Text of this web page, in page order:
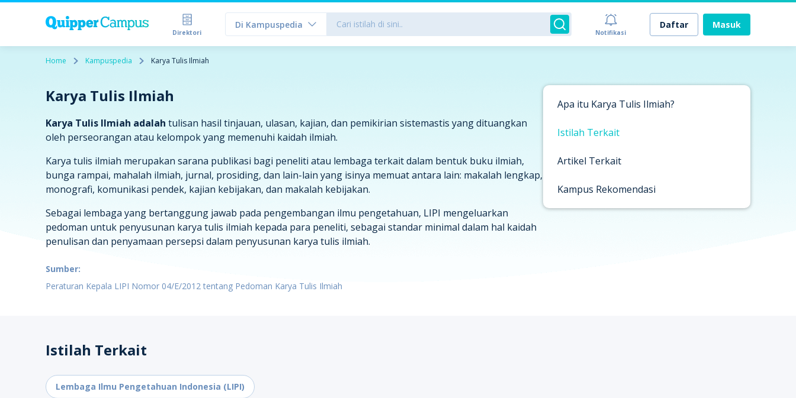
Direktori
Di Kampuspedia
Notifikasi
Daftar Masuk
Home Kampuspedia Karya Tulis Ilmiah
Karya Tulis Ilmiah
Karya Tulis Ilmiah adalah tulisan hasil tinjauan, ulasan, kajian, dan pemikirian sistemastis yang dituangkan
oleh perseorangan atau kelompok yang memenuhi kaidah ilmiah.
Karya tulis ilmiah merupakan sarana publikasi bagi peneliti atau lembaga terkait dalam bentuk buku ilmiah,
bunga rampai, mahalah ilmiah, jurnal, prosiding, dan lain-lain yang isinya memuat antara lain: makalah lengkap,
monografi, komunikasi pendek, kajian kebijakan, dan makalah kebijakan.
Sebagai lembaga yang bertanggung jawab pada pengembangan ilmu pengetahuan, LIPI mengeluarkan
pedoman untuk penyusunan karya tulis ilmiah kepada para peneliti, sebagai standar minimal dalam hal kaidah
penulisan dan penyamaan persepsi dalam penyusunan karya tulis ilmiah.
Sumber:
Peraturan Kepala LIPI Nomor 04/E/2012 tentang Pedoman Karya Tulis Ilmiah
Apa itu Karya Tulis Ilmiah?
Istilah Terkait
Artikel Terkait
Kampus Rekomendasi
Istilah Terkait
Lembaga Ilmu Pengetahuan Indonesia (LIPI)